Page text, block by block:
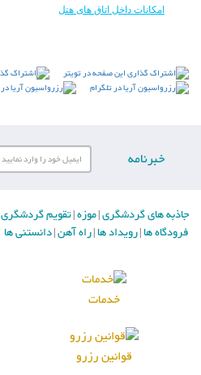
امکانات داخل اتاق های هتل
خبرنامه
جاذبه های گردشگری|موزه|تقویم گردشگری
فرودگاه ها|رویداد ها|راه آهن|دانستنی ها
خدمات
قوانین رزرو